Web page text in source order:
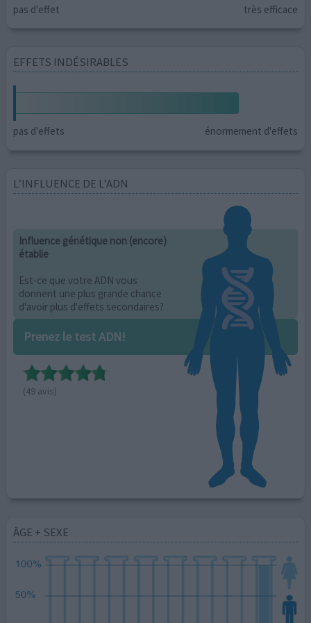
pas d'effet très efficace
EFFETS INDÉSIRABLES
pas d'effets énormement d'effets
L’INFLUENCE DE L'ADN
Influence génétique non (encore)
établie
Est-ce que votre ADN vous
donnent une plus grande chance
d'avoir plus d'effets secondaires?
Prenez le test ADN!
(49 avis)
ÂGE + SEXE